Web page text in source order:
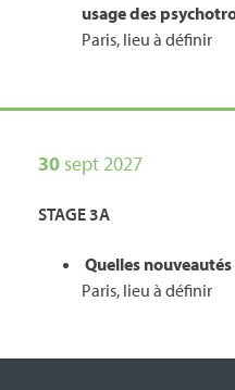
usage des
Paris, lieu à définir
30 sept 2027
STAGE 3A
Quelles
Paris, lieu à définir